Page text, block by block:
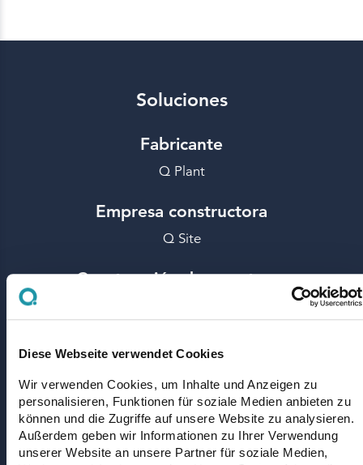
Diese Webseite verwendet Cookies
Wir verwenden Cookies, um Inhalte und Anzeigen zu
personalisieren, Funktionen für soziale Medien anbieten zu
können und die Zugriffe auf unsere Website zu analysieren.
Außerdem geben wir Informationen zu Ihrer Verwendung
unserer Website an unsere Partner für soziale Medien,
Soluciones
Fabricante
Q Plant
Empresa constructora
Q Site
Construcción de carreteras
Empresa transportista
Empresa
Acerca de nosotros
Contacto en Q Point